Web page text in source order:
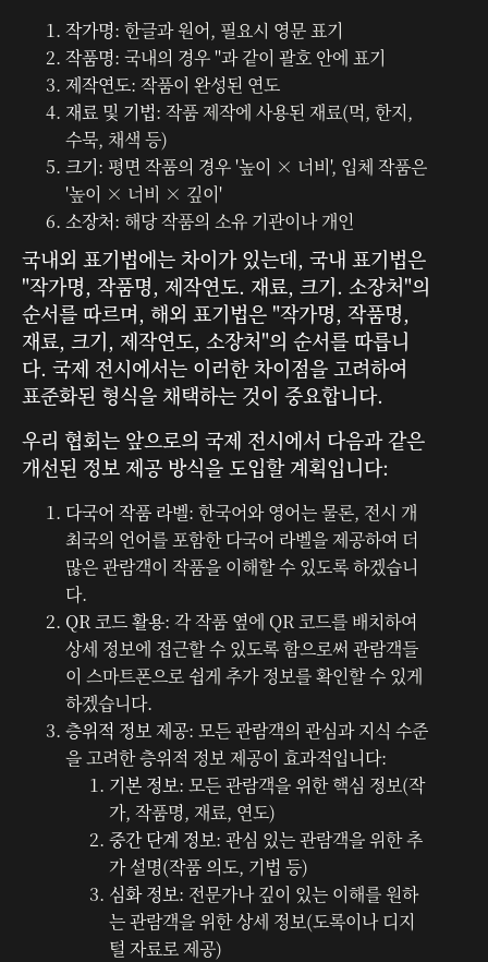
작가명: 한글과 원어, 필요시 영문 표기
작품명: 국내의 경우 ''과 같이 괄호 안에 표기
제작연도: 작품이 완성된 연도
재료 및 기법: 작품 제작에 사용된 재료(먹, 한지,
수묵, 채색 등)
크기: 평면 작품의 경우 '높이 × 너비', 입체 작품은
'높이 × 너비 × 깊이'
소장처: 해당 작품의 소유 기관이나 개인
국내외 표기법에는 차이가 있는데, 국내 표기법은
"작가명, 작품명, 제작연도. 재료, 크기. 소장처"의
순서를 따르며, 해외 표기법은 "작가명, 작품명,
재료, 크기, 제작연도, 소장처"의 순서를 따릅니
다. 국제 전시에서는 이러한 차이점을 고려하여
표준화된 형식을 채택하는 것이 중요합니다.
우리 협회는 앞으로의 국제 전시에서 다음과 같은
개선된 정보 제공 방식을 도입할 계획입니다:
다국어 작품 라벨: 한국어와 영어는 물론, 전시 개
최국의 언어를 포함한 다국어 라벨을 제공하여 더
많은 관람객이 작품을 이해할 수 있도록 하겠습니
다.
QR 코드 활용: 각 작품 옆에 QR 코드를 배치하여
상세 정보에 접근할 수 있도록 함으로써 관람객들
이 스마트폰으로 쉽게 추가 정보를 확인할 수 있게
하겠습니다.
층위적 정보 제공: 모든 관람객의 관심과 지식 수준
을 고려한 층위적 정보 제공이 효과적입니다:
기본 정보: 모든 관람객을 위한 핵심 정보(작
가, 작품명, 재료, 연도)
중간 단계 정보: 관심 있는 관람객을 위한 추
가 설명(작품 의도, 기법 등)
심화 정보: 전문가나 깊이 있는 이해를 원하
는 관람객을 위한 상세 정보(도록이나 디지
털 자료로 제공)